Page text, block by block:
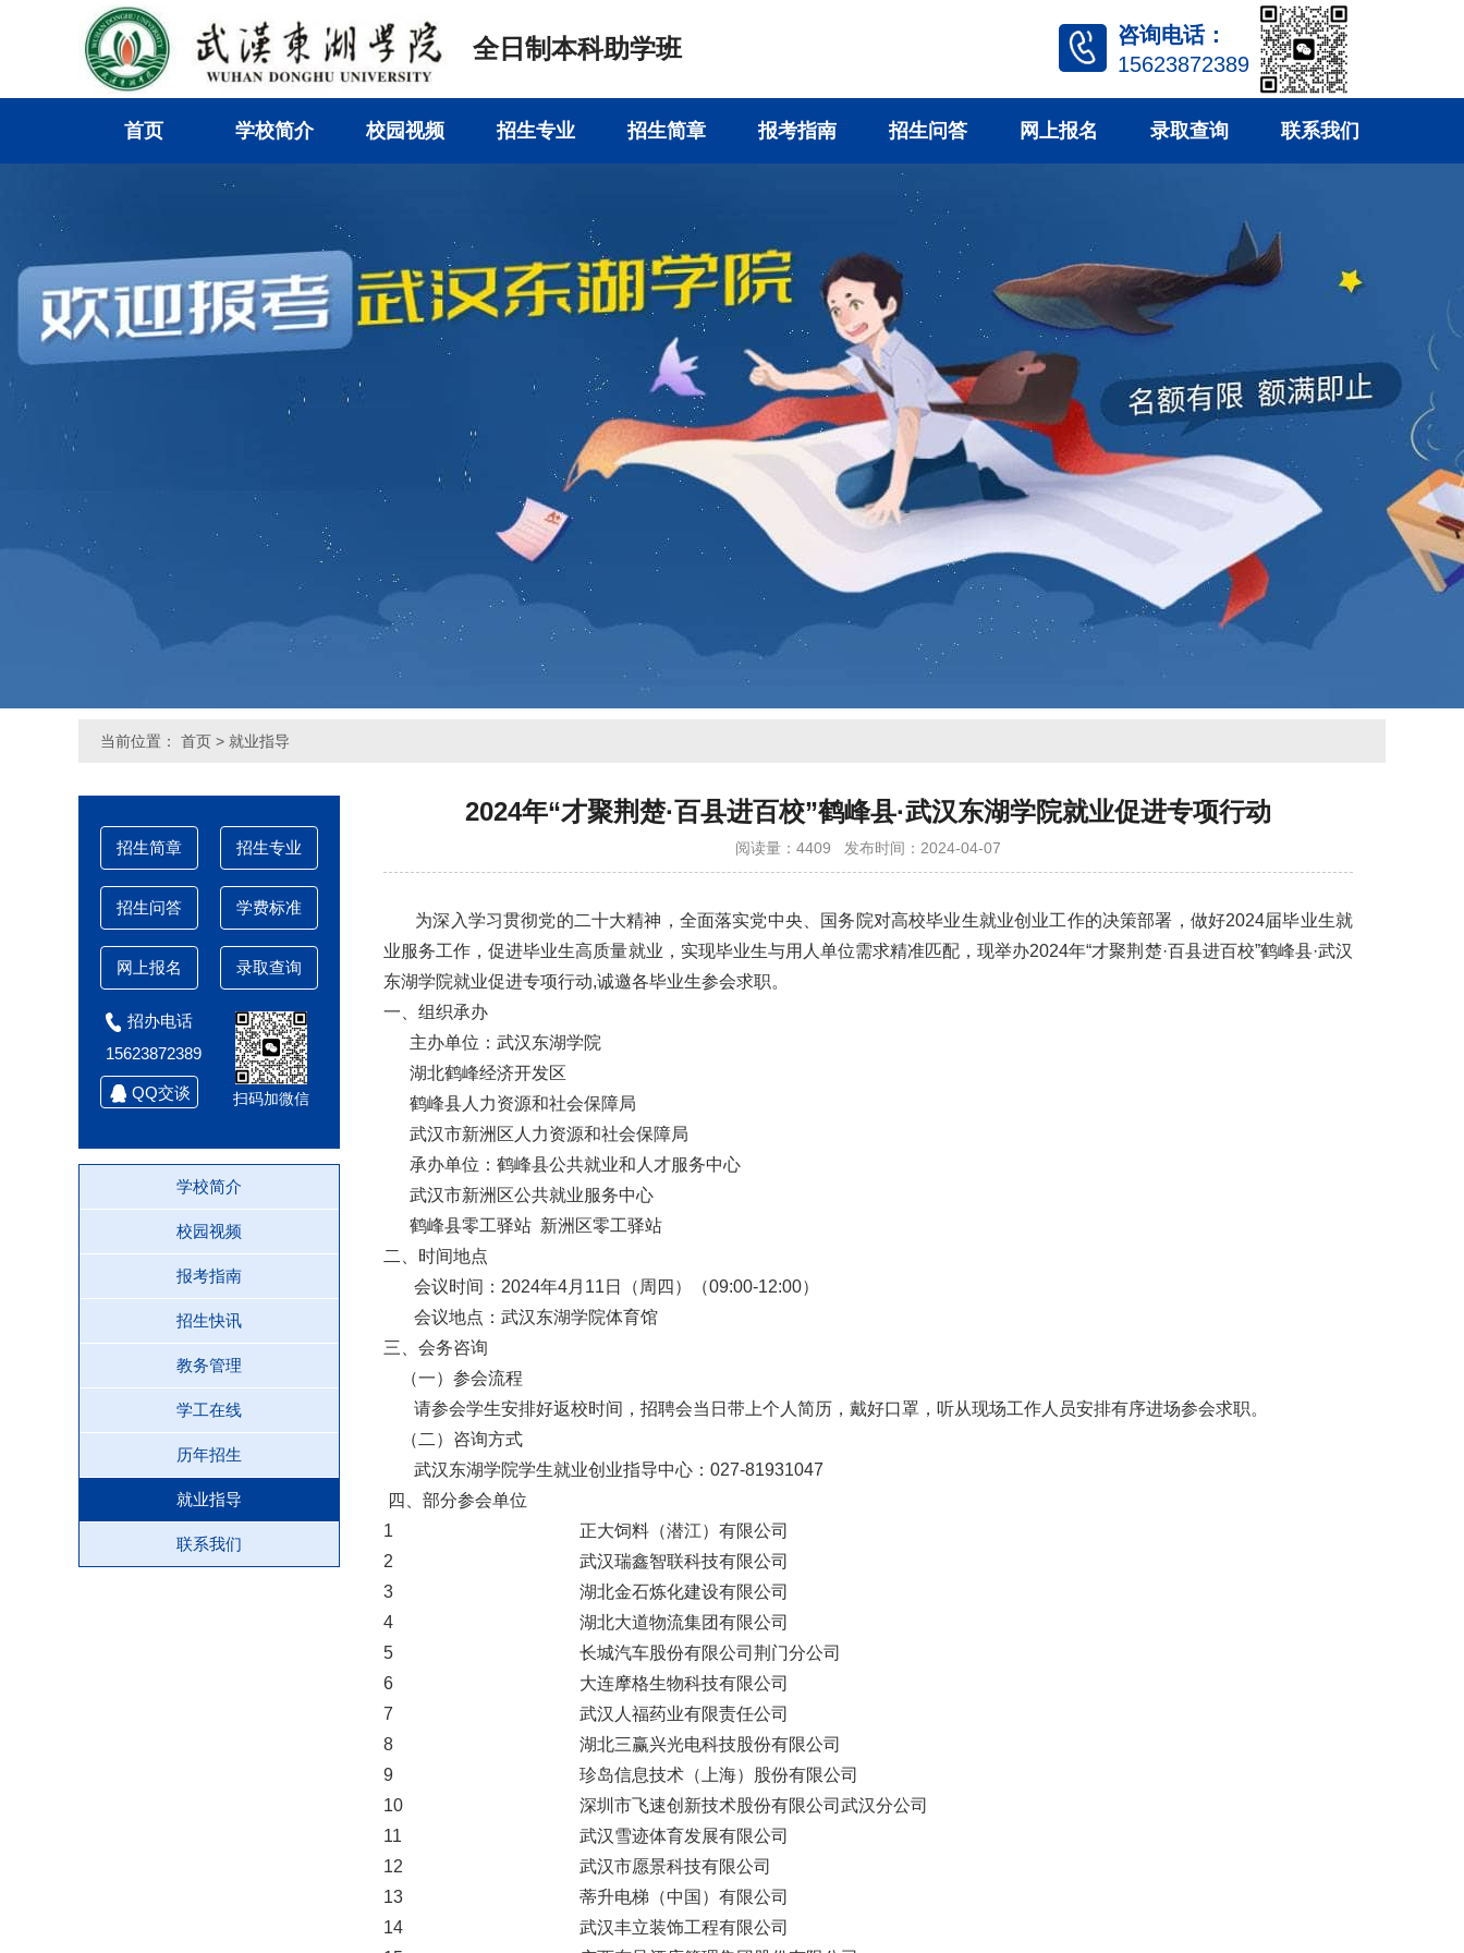
全日制本科助学班
咨询电话：
15623872389
首页 学校简介 校园视频 招生专业 招生简章 报考指南 招生问答 网上报名 录取查询 联系我们
当前位置： 首页 > 就业指导
招生简章 招生专业
招生问答 学费标准
网上报名 录取查询
招办电话
15623872389
QQ交谈 扫码加微信
学校简介
校园视频
报考指南
招生快讯
教务管理
学工在线
历年招生
就业指导
联系我们
2024年“才聚荆楚·百县进百校”鹤峰县·武汉东湖学院就业促进专项行动
阅读量：4409 发布时间：2024-04-07
为深入学习贯彻党的二十大精神，全面落实党中央、国务院对高校毕业生就业创业工作的决策部署，做好2024届毕业生就
业服务工作，促进毕业生高质量就业，实现毕业生与用人单位需求精准匹配，现举办2024年“才聚荆楚·百县进百校”鹤峰县·武汉
东湖学院就业促进专项行动,诚邀各毕业生参会求职。
一、组织承办
主办单位：武汉东湖学院
湖北鹤峰经济开发区
鹤峰县人力资源和社会保障局
武汉市新洲区人力资源和社会保障局
承办单位：鹤峰县公共就业和人才服务中心
武汉市新洲区公共就业服务中心
鹤峰县零工驿站 新洲区零工驿站
二、时间地点
会议时间：2024年4月11日（周四）（09:00-12:00）
会议地点：武汉东湖学院体育馆
三、会务咨询
（一）参会流程
请参会学生安排好返校时间，招聘会当日带上个人简历，戴好口罩，听从现场工作人员安排有序进场参会求职。
（二）咨询方式
武汉东湖学院学生就业创业指导中心：027-81931047
四、部分参会单位
1
正大饲料（潜江）有限公司
2
武汉瑞鑫智联科技有限公司
3
湖北金石炼化建设有限公司
4
湖北大道物流集团有限公司
5
长城汽车股份有限公司荆门分公司
6
大连摩格生物科技有限公司
7
武汉人福药业有限责任公司
8
湖北三赢兴光电科技股份有限公司
9
珍岛信息技术（上海）股份有限公司
10
深圳市飞速创新技术股份有限公司武汉分公司
11
武汉雪迹体育发展有限公司
12
武汉市愿景科技有限公司
13
蒂升电梯（中国）有限公司
14
武汉丰立装饰工程有限公司